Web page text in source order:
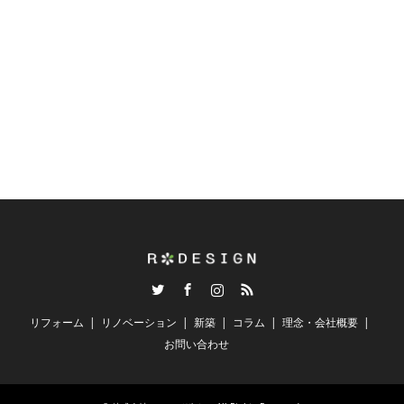
InstagramRSS
リフォーム リノベーション 新築 コラム
理念・会社概要
お問い合わせ